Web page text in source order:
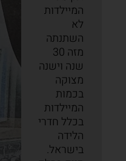
המיילדות
לא
השתנתה
מזה 30
שנה וישנה
מצוקה
בכמות
המיילדות
בכלל חדרי
הלידה
בישראל.